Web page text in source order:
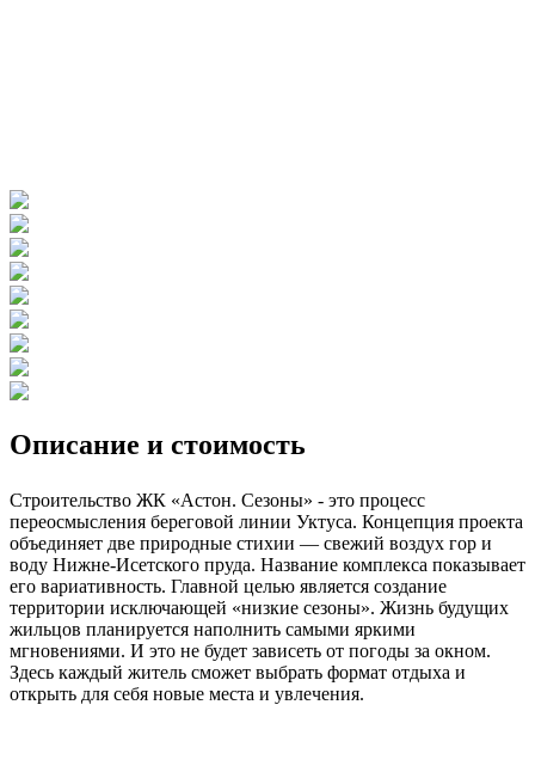
Описание и стоимость
Строительство ЖК «Астон. Сезоны» - это процесс
переосмысления береговой линии Уктуса. Концепция проекта
объединяет две природные стихии — свежий воздух гор и
воду Нижне-Исетского пруда. Название комплекса показывает
его вариативность. Главной целью является создание
территории исключающей «низкие сезоны». Жизнь будущих
жильцов планируется наполнить самыми яркими
мгновениями. И это не будет зависеть от погоды за окном.
Здесь каждый житель сможет выбрать формат отдыха и
открыть для себя новые места и увлечения.